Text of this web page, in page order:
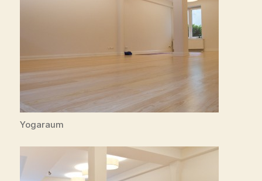
Yogaraum